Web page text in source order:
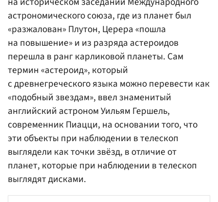
астрономического союза, где из планет был
«разжалован» Плутон, Церера «пошла
на повышение» и из разряда астероидов
перешла в ранг карликовой планеты. Сам
термин «астероид», который
с древнегреческого языка можно перевести как
«подобный звездам», ввел знаменитый
английский астроном Уильям Гершель,
современник Пиацци, на основании того, что
эти объекты при наблюдении в телескоп
выглядели как точки звёзд, в отличие от
планет, которые при наблюдении в телескоп
выглядят дисками.